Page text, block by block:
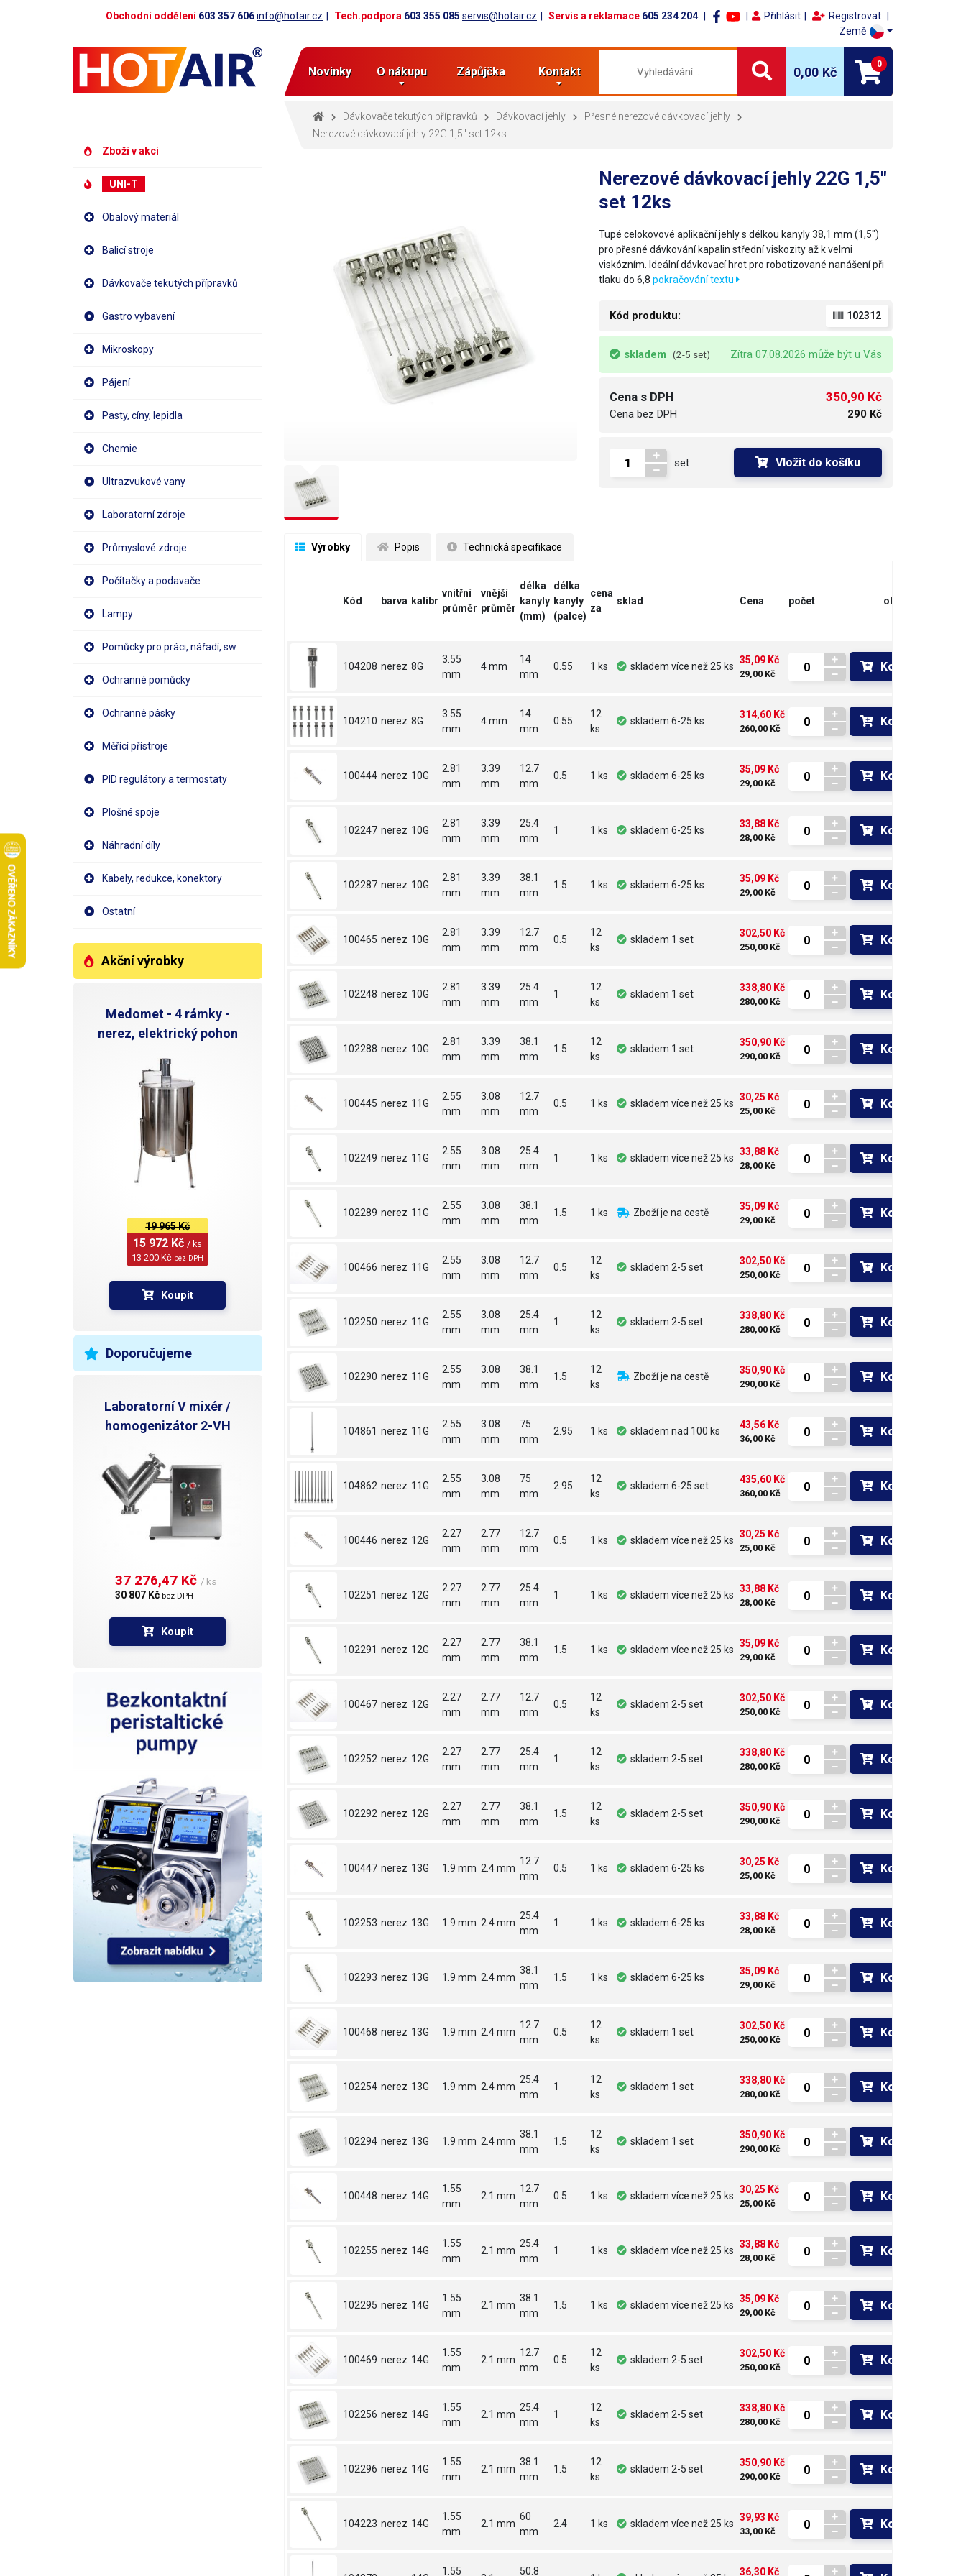
Obchodní oddělení603 357 606info@hotair.cz Tech.podpora 603 355 085 servis@hotair.cz Servis a reklamace 605 234 204 Přihlásit
Registrovat
Země
Novinky O nákupu Zápůjčka Kontakt 0,00 Kč
0
Zboží v akci
UNI-T
Obalový materiál
Balicí stroje
Dávkovače tekutých přípravků
Gastro vybavení
Mikroskopy
Pájení
Pasty, cíny, lepidla
Chemie
Ultrazvukové vany
Laboratorní zdroje
Průmyslové zdroje
Počítačky a podavače
Lampy
Pomůcky pro práci, nářadí, sw
Ochranné pomůcky
Ochranné pásky
Měřící přístroje
PID regulátory a termostaty
Plošné spoje
Náhradní díly
Kabely, redukce, konektory
Ostatní
Akční výrobky
Medomet - 4 rámky -
nerez, elektrický pohon
19 965 Kč
15 972 Kč / ks
13 200 Kč bez DPH
Koupit
Doporučujeme
Laboratorní V mixér /
homogenizátor 2-VH
37 276,47 Kč / ks
30 807 Kč bez DPH
Koupit
Dávkovače tekutých přípravků Dávkovací jehly
Přesné nerezové dávkovací jehly
Nerezové dávkovací jehly 22G 1,5" set 12ks
Nerezové dávkovací jehly 22G 1,5"
set 12ks
Tupé celokovové aplikační jehly s délkou kanyly 38,1 mm (1,5")
pro přesné dávkování kapalin střední viskozity až k velmi
viskózním. Ideální dávkovací hrot pro robotizované nanášení při
tlaku do 6,8pokračování textu
Kód produktu: 102312
skladem (2-5 set) Zítra 07.08.2026 může být u Vás
Cena s DPH
Cena bez DPH
350,90 Kč
290 Kč
set Vložit do košíku
Výrobky Popis Technická specifikace
Kód barva kalibr
vnitřní
průměr
vnější
průměr
délka
kanyly
(mm)
délka
kanyly
(palce)
cena
za
sklad Cena počet objednat
104208 nerez 8G
3.55
mm
4 mm
14
mm
0.55 1 ks skladem více než 25 ks
35,09 Kč
29,00 Kč
Koupit
104210 nerez 8G
3.55
mm
4 mm
14
mm
0.55
12
ks
skladem 6-25 ks
314,60 Kč
260,00 Kč
Koupit
100444 nerez 10G
2.81
mm
3.39
mm
12.7
mm
0.5 1 ks skladem 6-25 ks
35,09 Kč
29,00 Kč
Koupit
102247 nerez 10G
2.81
mm
3.39
mm
25.4
mm
1 1 ks skladem 6-25 ks
33,88 Kč
28,00 Kč
Koupit
102287 nerez 10G
2.81
mm
3.39
mm
38.1
mm
1.5 1 ks skladem 6-25 ks
35,09 Kč
29,00 Kč
Koupit
100465 nerez 10G
2.81
mm
3.39
mm
12.7
mm
0.5
12
ks
skladem 1 set
302,50 Kč
250,00 Kč
Koupit
102248 nerez 10G
2.81
mm
3.39
mm
25.4
mm
1
12
ks
skladem 1 set
338,80 Kč
280,00 Kč
Koupit
102288 nerez 10G
2.81
mm
3.39
mm
38.1
mm
1.5
12
ks
skladem 1 set
350,90 Kč
290,00 Kč
Koupit
100445 nerez 11G
2.55
mm
3.08
mm
12.7
mm
0.5 1 ks skladem více než 25 ks
30,25 Kč
25,00 Kč
Koupit
102249 nerez 11G
2.55
mm
3.08
mm
25.4
mm
1 1 ks skladem více než 25 ks
33,88 Kč
28,00 Kč
Koupit
102289 nerez 11G
2.55
mm
3.08
mm
38.1
mm
1.5 1 ks Zboží je na cestě
35,09 Kč
29,00 Kč
Koupit
100466 nerez 11G
2.55
mm
3.08
mm
12.7
mm
0.5
12
ks
skladem 2-5 set
302,50 Kč
250,00 Kč
Koupit
102250 nerez 11G
2.55
mm
3.08
mm
25.4
mm
1
12
ks
skladem 2-5 set
338,80 Kč
280,00 Kč
Koupit
102290 nerez 11G
2.55
mm
3.08
mm
38.1
mm
1.5
12
ks
Zboží je na cestě
350,90 Kč
290,00 Kč
Koupit
104861 nerez 11G
2.55
mm
3.08
mm
75
mm
2.95 1 ks skladem nad 100 ks
43,56 Kč
36,00 Kč
Koupit
104862 nerez 11G
2.55
mm
3.08
mm
75
mm
2.95
12
ks
skladem 6-25 set
435,60 Kč
360,00 Kč
Koupit
100446 nerez 12G
2.27
mm
2.77
mm
12.7
mm
0.5 1 ks skladem více než 25 ks
30,25 Kč
25,00 Kč
Koupit
102251 nerez 12G
2.27
mm
2.77
mm
25.4
mm
1 1 ks skladem více než 25 ks
33,88 Kč
28,00 Kč
Koupit
102291 nerez 12G
2.27
mm
2.77
mm
38.1
mm
1.5 1 ks skladem více než 25 ks
35,09 Kč
29,00 Kč
Koupit
100467 nerez 12G
2.27
mm
2.77
mm
12.7
mm
0.5
12
ks
skladem 2-5 set
302,50 Kč
250,00 Kč
Koupit
102252 nerez 12G
2.27
mm
2.77
mm
25.4
mm
1
12
ks
skladem 2-5 set
338,80 Kč
280,00 Kč
Koupit
102292 nerez 12G
2.27
mm
2.77
mm
38.1
mm
1.5
12
ks
skladem 2-5 set
350,90 Kč
290,00 Kč
Koupit
100447 nerez 13G 1.9 mm 2.4 mm
12.7
mm
0.5 1 ks skladem 6-25 ks
30,25 Kč
25,00 Kč
Koupit
102253 nerez 13G 1.9 mm 2.4 mm
25.4
mm
1 1 ks skladem 6-25 ks
33,88 Kč
28,00 Kč
Koupit
102293 nerez 13G 1.9 mm 2.4 mm
38.1
mm
1.5 1 ks skladem 6-25 ks
35,09 Kč
29,00 Kč
Koupit
100468 nerez 13G 1.9 mm 2.4 mm
12.7
mm
0.5
12
ks
skladem 1 set
302,50 Kč
250,00 Kč
Koupit
102254 nerez 13G 1.9 mm 2.4 mm
25.4
mm
1
12
ks
skladem 1 set
338,80 Kč
280,00 Kč
Koupit
102294 nerez 13G 1.9 mm 2.4 mm
38.1
mm
1.5
12
ks
skladem 1 set
350,90 Kč
290,00 Kč
Koupit
100448 nerez 14G
1.55
mm
2.1 mm
12.7
mm
0.5 1 ks skladem více než 25 ks
30,25 Kč
25,00 Kč
Koupit
102255 nerez 14G
1.55
mm
2.1 mm
25.4
mm
1 1 ks skladem více než 25 ks
33,88 Kč
28,00 Kč
Koupit
102295 nerez 14G
1.55
mm
2.1 mm
38.1
mm
1.5 1 ks skladem více než 25 ks
35,09 Kč
29,00 Kč
Koupit
100469 nerez 14G
1.55
mm
2.1 mm
12.7
mm
0.5
12
ks
skladem 2-5 set
302,50 Kč
250,00 Kč
Koupit
102256 nerez 14G
1.55
mm
2.1 mm
25.4
mm
1
12
ks
skladem 2-5 set
338,80 Kč
280,00 Kč
Koupit
102296 nerez 14G
1.55
mm
2.1 mm
38.1
mm
1.5
12
ks
skladem 2-5 set
350,90 Kč
290,00 Kč
Koupit
104223 nerez 14G
1.55
mm
2.1 mm
60
mm
2.4 1 ks skladem více než 25 ks
39,93 Kč
33,00 Kč
Koupit
1.55 50.8 36,30 Kč